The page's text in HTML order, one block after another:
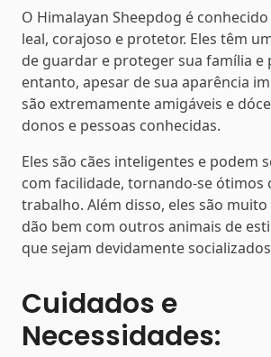
O Himalayan Sheepdog é
leal, corajoso e protetor. Eles têm
de guardar e proteger sua família e
entanto, apesar de sua aparência
são extremamente amigáveis e
donos e pessoas conhecidas.
Eles são cães inteligentes e podem
com facilidade, tornando-se ótimos
trabalho. Além disso, eles são muito
dão bem com outros animais de
que sejam devidamente
Cuidados e
Necessidades: